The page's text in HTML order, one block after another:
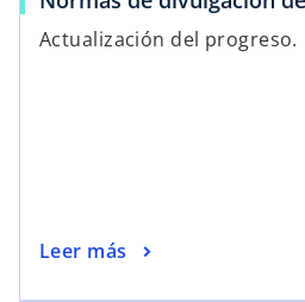
Actualización del progreso.
Leer más